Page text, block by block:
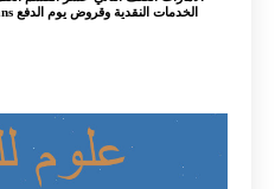
الخدمات النقدية وقروض يوم الدفع Cash Services & Payday Loans ...